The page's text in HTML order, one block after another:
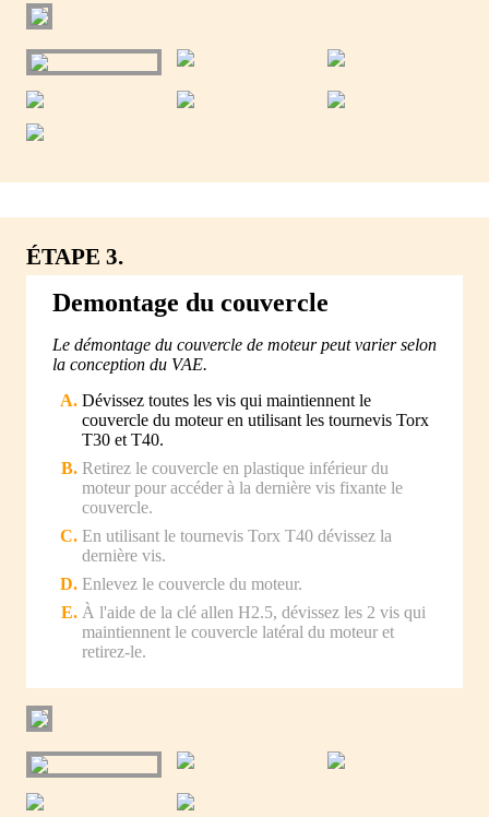
ÉTAPE 3.
Demontage du couvercle
Le démontage du couvercle de moteur peut varier selon
la conception du VAE.
Dévissez toutes les vis qui maintiennent le
couvercle du moteur en utilisant les tournevis Torx
T30 et T40.
Retirez le couvercle en plastique inférieur du
moteur pour accéder à la dernière vis fixante le
couvercle.
En utilisant le tournevis Torx T40 dévissez la
dernière vis.
Enlevez le couvercle du moteur.
À l'aide de la clé allen H2.5, dévissez les 2 vis qui
maintiennent le couvercle latéral du moteur et
retirez-le.